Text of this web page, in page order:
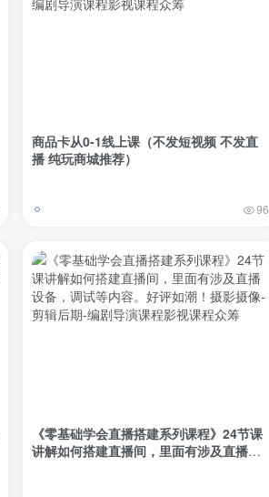
商品卡从0-1线上课（不发短视频 不发直
播 纯玩商城推荐）
96
《零基础学会直播搭建系列课程》24节课
讲解如何搭建直播间，里面有涉及直播设